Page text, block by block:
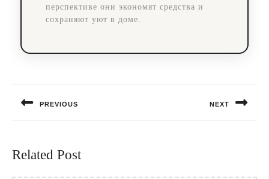
перспективе они экономят средства и
сохраняют уют в доме.
записям
PREVIOUS NEXT
Related Post